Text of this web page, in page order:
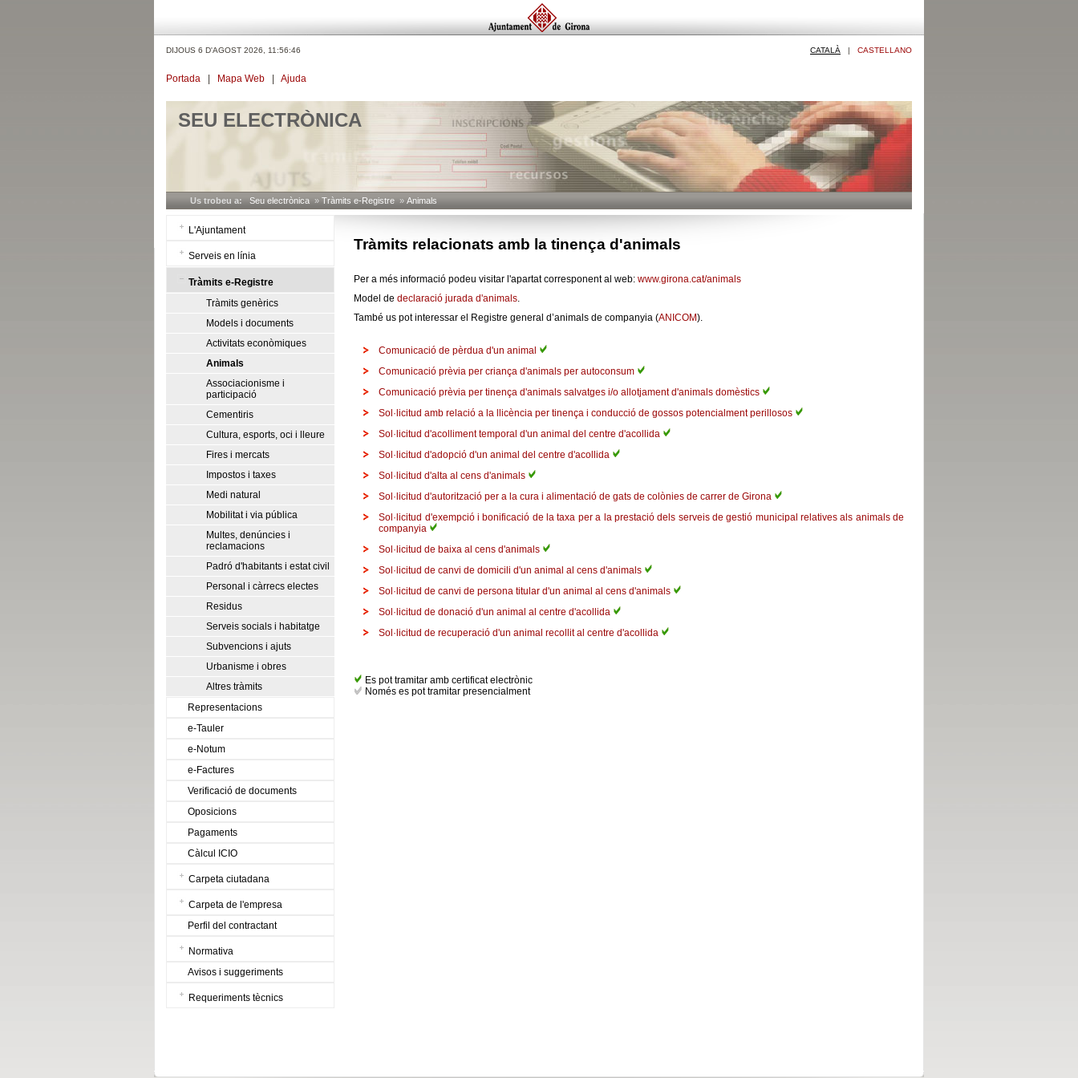
DIJOUS 6 D'AGOST 2026, 11:56:46 CATALÀ | CASTELLANO
Portada Mapa Web Ajuda
SEU ELECTRÒNICA
Us trobeu a: Seu electrònica » Tràmits e-Registre » Animals
L'Ajuntament
Serveis en línia
Tràmits e-Registre
Tràmits genèrics
Models i documents
Activitats econòmiques
Animals
Associacionisme i
participació
Cementiris
Cultura, esports, oci i lleure
Fires i mercats
Impostos i taxes
Medi natural
Mobilitat i via pública
Multes, denúncies i
reclamacions
Padró d'habitants i estat civil
Personal i càrrecs electes
Residus
Serveis socials i habitatge
Subvencions i ajuts
Urbanisme i obres
Altres tràmits
Representacions
e-Tauler
e-Notum
e-Factures
Verificació de documents
Oposicions
Pagaments
Càlcul ICIO
Carpeta ciutadana
Carpeta de l'empresa
Perfil del contractant
Normativa
Avisos i suggeriments
Requeriments tècnics
Tràmits relacionats amb la tinença d'animals
Per a més informació podeu visitar l'apartat corresponent al web: www.girona.cat/animals
Model de declaració jurada d'animals.
També us pot interessar el Registre general d’animals de companyia (ANICOM).
Comunicació de pèrdua d'un animal
Comunicació prèvia per criança d'animals per autoconsum
Comunicació prèvia per tinença d'animals salvatges i/o allotjament d'animals domèstics
Sol·licitud amb relació a la llicència per tinença i conducció de gossos potencialment perillosos
Sol·licitud d'acolliment temporal d'un animal del centre d'acollida
Sol·licitud d'adopció d'un animal del centre d'acollida
Sol·licitud d'alta al cens d'animals
Sol·licitud d'autorització per a la cura i alimentació de gats de colònies de carrer de Girona
Sol·licitud d'exempció i bonificació de la taxa per a la prestació dels serveis de gestió municipal relatives als animals de
companyia
Sol·licitud de baixa al cens d'animals
Sol·licitud de canvi de domicili d'un animal al cens d'animals
Sol·licitud de canvi de persona titular d'un animal al cens d'animals
Sol·licitud de donació d'un animal al centre d'acollida
Sol·licitud de recuperació d'un animal recollit al centre d'acollida
Es pot tramitar amb certificat electrònic
Només es pot tramitar presencialment